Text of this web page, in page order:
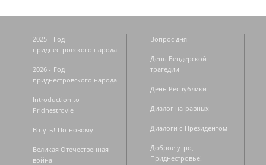
2025 - Год
приднестровского народа
2026 - Год
приднестровского народа
Introduction to
Pridnestrovie
В путь! По-новому
Великая Отечественная
война
Вопрос дня
День Бендерской
трагедии
День Республики
Диалог на равных
Диалоги с Президентом
Доброе утро,
Приднестровье!